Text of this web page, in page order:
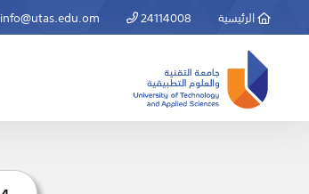
الرئيسية 24114008
info@utas.edu.om